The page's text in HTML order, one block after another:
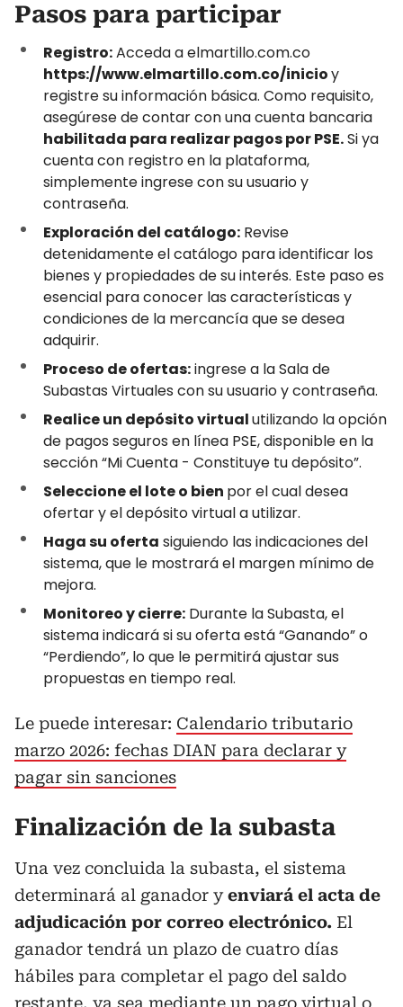
Pasos para participar
Registro:Acceda a elmartillo.com.co
https://www.elmartillo.com.co/inicioy
registre su información básica. Como requisito,
asegúrese de contar con una cuenta bancaria
habilitada para realizar pagos por PSE.Si ya
cuenta con registro en la plataforma,
simplemente ingrese con su usuario y
contraseña.
Exploración del catálogo: Revise
detenidamente el catálogo para identificar los
bienes y propiedades de su interés. Este paso es
esencial para conocer las características y
condiciones de la mercancía que se desea
adquirir.
Proceso de ofertas:ingrese a la Sala de
Subastas Virtuales con su usuario y contraseña.
Realice un depósito virtualutilizando la opción
de pagos seguros en línea PSE, disponible en la
sección “Mi Cuenta - Constituye tu depósito”.
Seleccione el lote o bien por el cual desea
ofertar y el depósito virtual a utilizar.
Haga su oferta siguiendo las indicaciones del
sistema, que le mostrará el margen mínimo de
mejora.
Monitoreo y cierre: Durante la Subasta, el
sistema indicará si su oferta está “Ganando” o
“Perdiendo”, lo que le permitirá ajustar sus
propuestas en tiempo real.
Le puede interesar: Calendario tributario
marzo 2026: fechas DIAN para declarar y
pagar sin sanciones
Finalización de la subasta
Una vez concluida la subasta, el sistema
determinará al ganador yenviará el acta de
adjudicación por correo electrónico. El
ganador tendrá un plazo de cuatro días
hábiles para completar el pago del saldo
restante, ya sea mediante un pago virtual o